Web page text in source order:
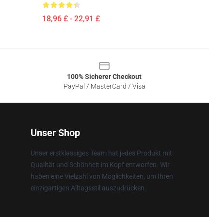
18,96 £ - 22,91 £
100% Sicherer Checkout
PayPal / MasterCard / Visa
Unser Shop
Unser erstklassiges Team hat jedes Produkt mit
Qualität und Schönheit im Kopf entworfen. Wir
haben eine Vielzahl von Möglichkeiten, um Ihren
einzigartigen Alltagsstil auszudrücken.